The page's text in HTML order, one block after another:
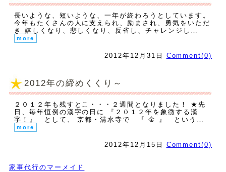
長いような、短いような、一年が終わろうとしています。
今年もたくさんの人に支えられ、励まされ、勇気をいただ
き 嬉しくなり、悲しくなり、反省し、チャレンジし…
more
2012年12月31日 Comment(0)
2012年の締めくくり～
２０１２年も残すとこ・・・２週間となりました！ ★先
日、毎年恒例の漢字の日に 『２０１２年を象徴する漢
字！』 として、 京都・清水寺で 『 金 』 という…
more
2012年12月15日 Comment(0)
家事代行のマーメイド